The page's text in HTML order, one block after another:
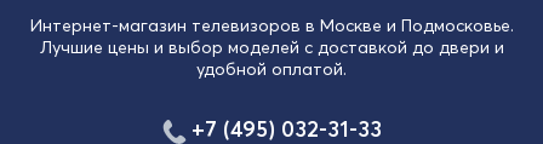
Интернет-магазин телевизоров в Москве и Подмосковье.
Лучшие цены и выбор моделей с доставкой до двери и
удобной оплатой.
+7 (495) 032-31-33